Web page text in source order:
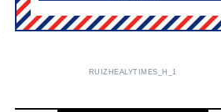
RUIZHEALYTIMES_H_1